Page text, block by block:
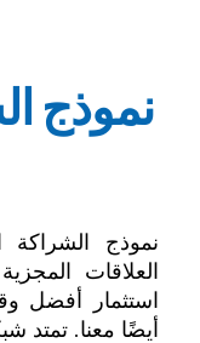
نموذج
نموذج
العلاقات
استثمار أفضل